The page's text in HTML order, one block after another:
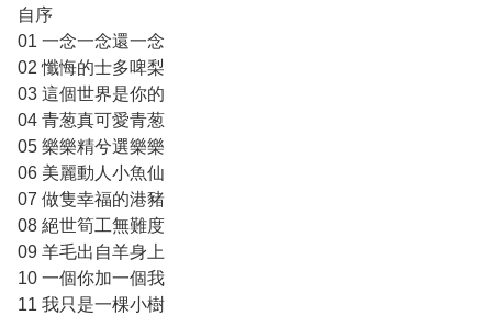
自序
01 一念一念還一念
02 懺悔的士多啤梨
03 這個世界是你的
04 青葱真可愛青葱
05 樂樂精兮選樂樂
06 美麗動人小魚仙
07 做隻幸福的港豬
08 絕世筍工無難度
09 羊毛出自羊身上
10 一個你加一個我
11 我只是一棵小樹